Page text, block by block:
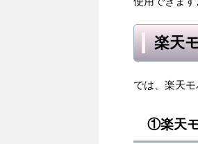
楽天
では、楽天
①楽天